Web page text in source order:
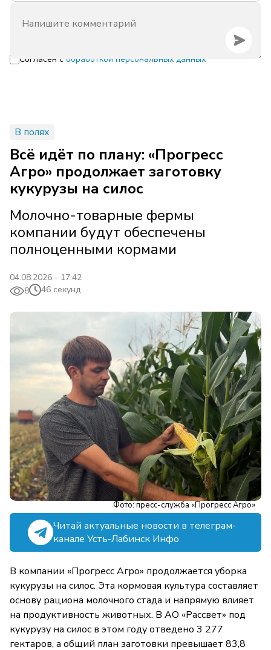
Согласен с обработкой персональных данных
В полях
Всё идёт по плану: «Прогресс
Агро» продолжает заготовку
кукурузы на силос
Молочно-товарные фермы
компании будут обеспечены
полноценными кормами
04.08.2026 - 17:42
8
46 секунд
Фото: пресс-служба «Прогресс Агро»
Читай актуальные новости в телеграм-
канале Усть-Лабинск Инфо
В компании «Прогресс Агро» продолжается уборка
кукурузы на силос. Эта кормовая культура составляет
основу рациона молочного стада и напрямую влияет
на продуктивность животных. В АО «Рассвет» под
кукурузу на силос в этом году отведено 3 277
гектаров, а общий план заготовки превышает 83,8